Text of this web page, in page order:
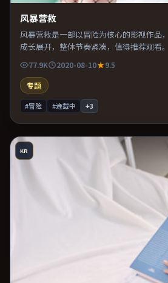
风暴营救
风暴营救是一部以冒险为核心的影视作品
成长展开，整体节奏紧凑，值得推荐观看。
77.9K 2020-08-10
9.5
专题
#冒险 #连载中 +3
KR